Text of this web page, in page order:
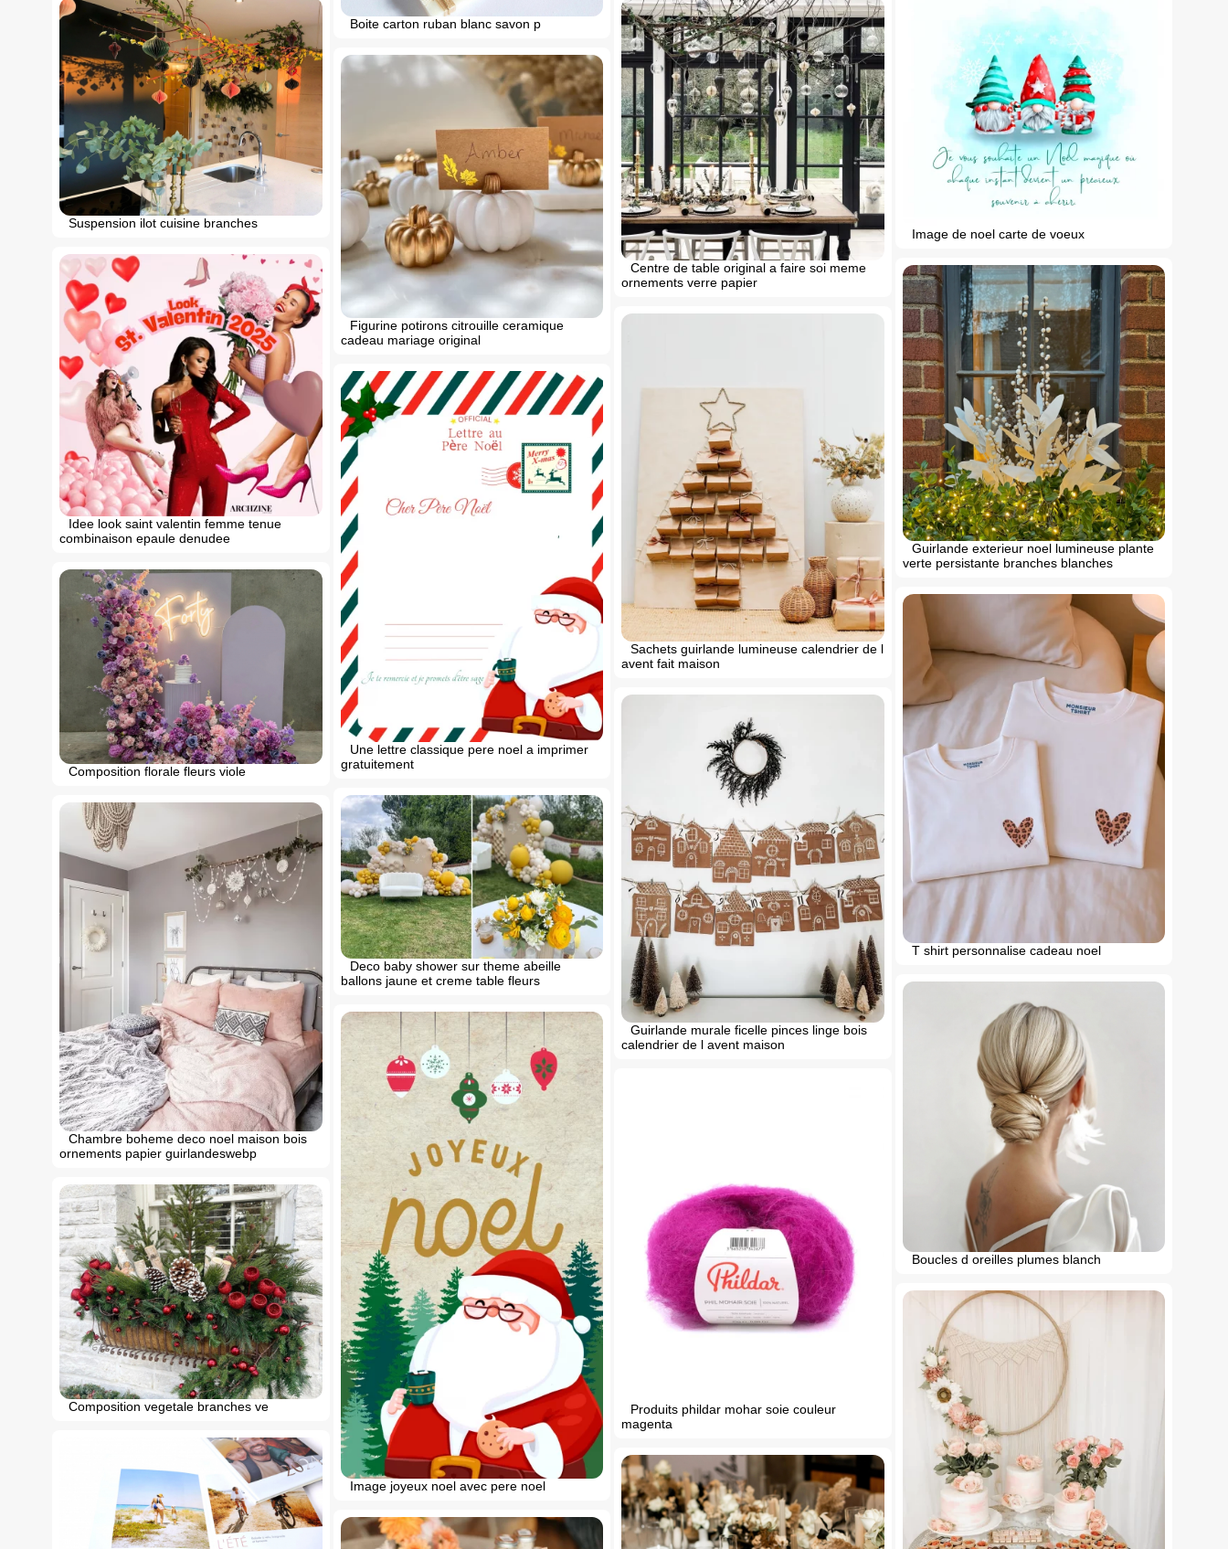
Boite carton ruban blanc savon p
Image de noel carte de voeux
Suspension ilot cuisine branches
Centre de table original a faire soi meme
ornements verre papier
Figurine potirons citrouille ceramique
cadeau mariage original
Idee look saint valentin femme tenue
combinaison epaule denudee
Guirlande exterieur noel lumineuse plante
verte persistante branches blanches
Sachets guirlande lumineuse calendrier de l
avent fait maison
Une lettre classique pere noel a imprimer
gratuitement
Composition florale fleurs viole
T shirt personnalise cadeau noel
Guirlande murale ficelle pinces linge bois
calendrier de l avent maison
Deco baby shower sur theme abeille
ballons jaune et creme table fleurs
Chambre boheme deco noel maison bois
ornements papier guirlandeswebp
Boucles d oreilles plumes blanch
Image joyeux noel avec pere noel
Produits phildar mohar soie couleur
magenta
Composition vegetale branches ve